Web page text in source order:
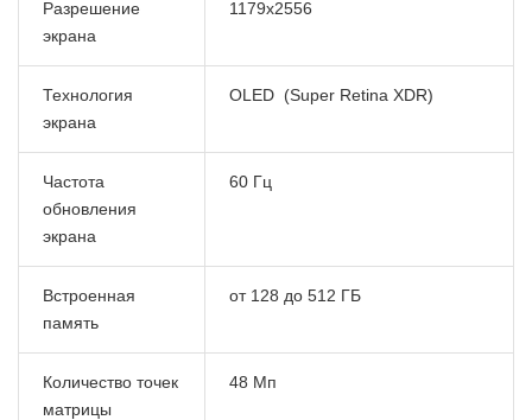
Разрешение
экрана
1179x2556
Технология
экрана
OLED (Super Retina XDR)
Частота
обновления
экрана
60 Гц
Встроенная
память
от 128 до 512 ГБ
Количество точек
матрицы
48 Мп